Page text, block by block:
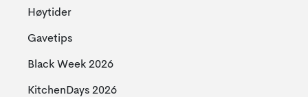
Høytider
Gavetips
Black Week 2026
KitchenDays 2026